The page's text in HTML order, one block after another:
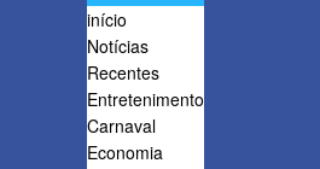
início
Notícias
Recentes
Entretenimento
Carnaval
Economia